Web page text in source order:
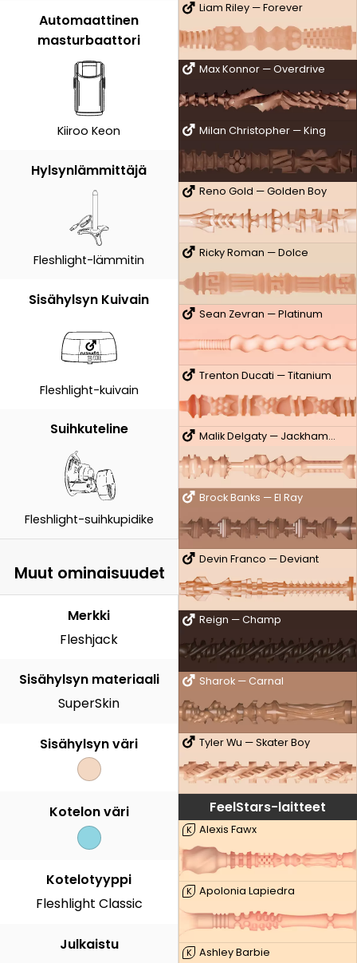
Liam Riley — Forever
Max Konnor — Overdrive
Milan Christopher — King
Reno Gold — Golden Boy
Ricky Roman — Dolce
Sean Zevran — Platinum
Trenton Ducati — Titanium
Malik Delgaty — Jackhammer
Brock Banks — El Ray
Devin Franco — Deviant
Reign — Champ
Sharok — Carnal
Tyler Wu — Skater Boy
FeelStars-laitteet
K Alexis Fawx
K Apolonia Lapiedra
K Ashley Barbie
Automaattinen
masturbaattori
Kiiroo Keon
Hylsynlämmittäjä
Fleshlight-lämmitin
Sisähylsyn Kuivain
Fleshlight-kuivain
Suihkuteline
Fleshlight-suihkupidike
Muut ominaisuudet
Merkki
Fleshjack
Sisähylsyn materiaali
SuperSkin
Sisähylsyn väri
Kotelon väri
Kotelotyyppi
Fleshlight Classic
Julkaistu